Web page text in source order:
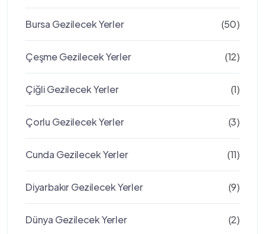
Bursa Gezilecek Yerler (50)
Çeşme Gezilecek Yerler (12)
Çiğli Gezilecek Yerler (1)
Çorlu Gezilecek Yerler (3)
Cunda Gezilecek Yerler (11)
Diyarbakır Gezilecek Yerler (9)
Dünya Gezilecek Yerler (2)